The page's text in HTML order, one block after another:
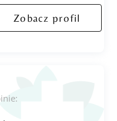
Zobacz profil